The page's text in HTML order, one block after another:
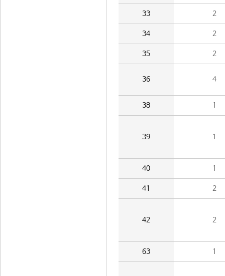
33 2
34 2
35 2
36 4
38 1
39 1
40 1
41 2
42 2
63 1